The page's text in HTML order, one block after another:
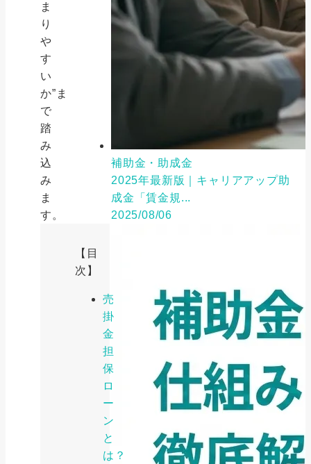
ま
り
や
す
い
か”ま
で
踏
み
込
み
ま
す。
【目
次】
売
掛
金
担
保
ロ
ー
ン
と
は？
補助金・助成金
2025年最新版｜キャリアアップ助
成金「賃金規...
2025/08/06